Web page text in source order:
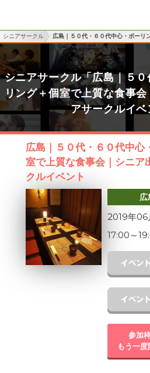
シニアサークル 広島｜５０代・６０代中心・ボーリ
シニアサークル「広島｜５
リング＋個室で上質な食事
アサークルイ
広島｜５０代・６０代中心
室で上質な食事会｜シニア
クルイベント
広
2019年06
17:00 ～
参加
もう一